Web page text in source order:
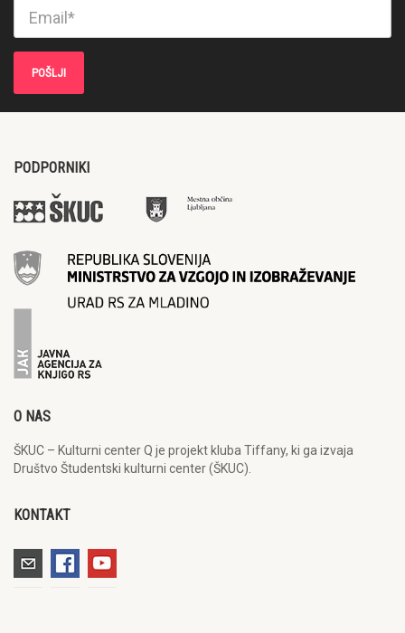
PODPORNIKI
O NAS
ŠKUC – Kulturni center Q je projekt kluba Tiffany, ki ga izvaja
Društvo Študentski kulturni center (ŠKUC).
KONTAKT